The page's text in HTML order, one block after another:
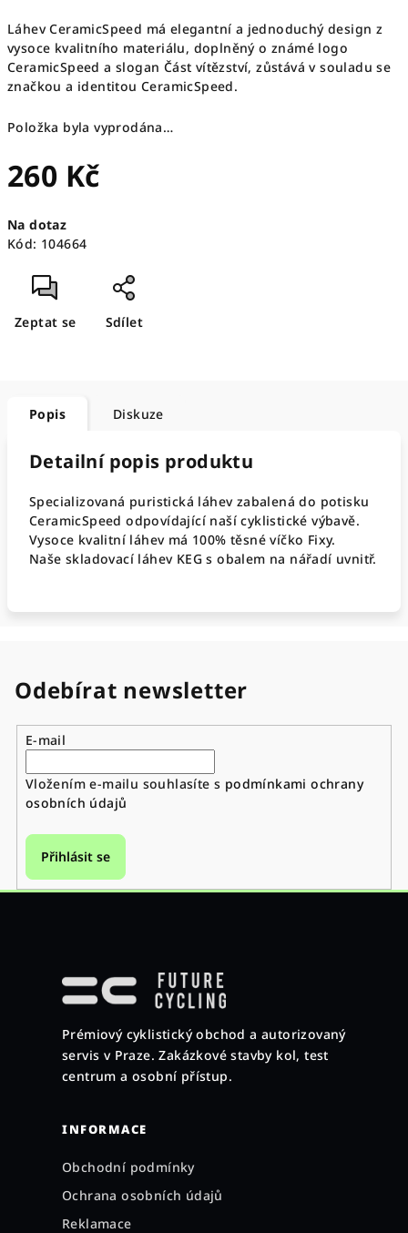
Láhev CeramicSpeed má elegantní a jednoduchý design z
vysoce kvalitního materiálu, doplněný o známé logo
CeramicSpeed a slogan Část vítězství, zůstává v souladu se
značkou a identitou CeramicSpeed.
Položka byla vyprodána…
260 Kč
cena:
Na dotaz
Kód: 104664
Zeptat se Sdílet
Popis Diskuze
Detailní popis produktu
Specializovaná puristická láhev zabalená do potisku
CeramicSpeed odpovídající naší cyklistické výbavě.
Vysoce kvalitní láhev má 100% těsné víčko Fixy.
Naše skladovací láhev KEG s obalem na nářadí uvnitř.
Odebírat newsletter
E-mail
Vložením e-mailu souhlasíte s podmínkami ochrany
osobních údajů
Přihlásit se
Prémiový cyklistický obchod a autorizovaný
servis v Praze. Zakázkové stavby kol, test
centrum a osobní přístup.
INFORMACE
Obchodní podmínky
Ochrana osobních údajů
Reklamace